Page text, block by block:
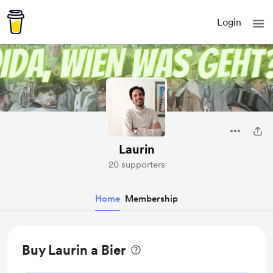
Login
Laurin
20 supporters
Home Membership
Buy Laurin a Bier